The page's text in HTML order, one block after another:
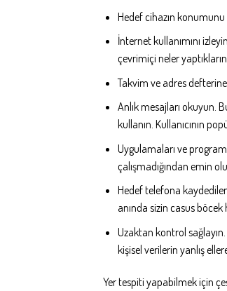
Hedef cihazın konumunu
İnternet kullanımını
çevrimiçi neler
Takvim ve adres
Anlık mesajları okuyun.
kullanın. Kullanıcının
Uygulamaları ve
çalışmadığından emin
Hedef telefona
anında sizin casus böcek
Uzaktan kontrol sağlayın.
kişisel verilerin yanlış
Yer tespiti yapabilmek için